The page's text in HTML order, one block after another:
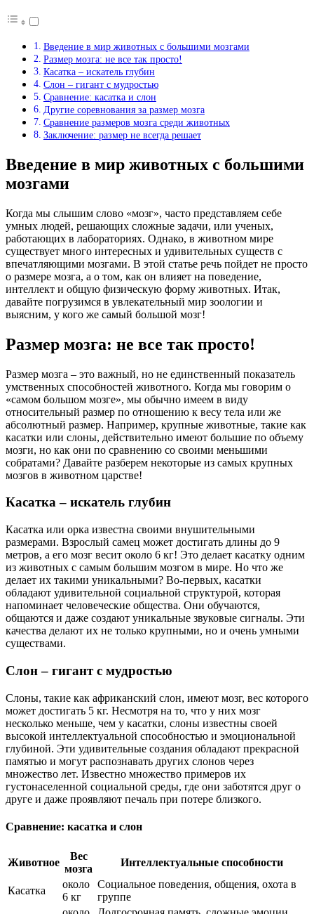
Введение в мир животных с большими мозгами
Размер мозга: не все так просто!
Касатка – искатель глубин
Слон – гигант с мудростью
Сравнение: касатка и слон
Другие соревнования за размер мозга
Сравнение размеров мозга среди животных
Заключение: размер не всегда решает
Введение в мир животных с большими
мозгами
Когда мы слышим слово «мозг», часто представляем себе
умных людей, решающих сложные задачи, или ученых,
работающих в лабораториях. Однако, в животном мире
существует много интересных и удивительных существ с
впечатляющими мозгами. В этой статье речь пойдет не просто
о размере мозга, а о том, как он влияет на поведение,
интеллект и общую физическую форму животных. Итак,
давайте погрузимся в увлекательный мир зоологии и
выясним, у кого же самый большой мозг!
Размер мозга: не все так просто!
Размер мозга – это важный, но не единственный показатель
умственных способностей животного. Когда мы говорим о
«самом большом мозге», мы обычно имеем в виду
относительный размер по отношению к весу тела или же
абсолютный размер. Например, крупные животные, такие как
касатки или слоны, действительно имеют большие по объему
мозги, но как они по сравнению со своими меньшими
собратами? Давайте разберем некоторые из самых крупных
мозгов в животном царстве!
Касатка – искатель глубин
Касатка или орка известна своими внушительными
размерами. Взрослый самец может достигать длины до 9
метров, а его мозг весит около 6 кг! Это делает касатку одним
из животных с самым большим мозгом в мире. Но что же
делает их такими уникальными? Во-первых, касатки
обладают удивительной социальной структурой, которая
напоминает человеческие общества. Они обучаются,
общаются и даже создают уникальные звуковые сигналы. Эти
качества делают их не только крупными, но и очень умными
существами.
Слон – гигант с мудростью
Слоны, такие как африканский слон, имеют мозг, вес которого
может достигать 5 кг. Несмотря на то, что у них мозг
несколько меньше, чем у касатки, слоны известны своей
высокой интеллектуальной способностью и эмоциональной
глубиной. Эти удивительные создания обладают прекрасной
памятью и могут распознавать других слонов через
множество лет. Известно множество примеров их
густонаселенной социальной среды, где они заботятся друг о
друге и даже проявляют печаль при потере близкого.
Сравнение: касатка и слон
Животное
Вес
мозга
Интеллектуальные способности
Касатка
около
6 кг
Социальное поведения, общения, охота в
группе